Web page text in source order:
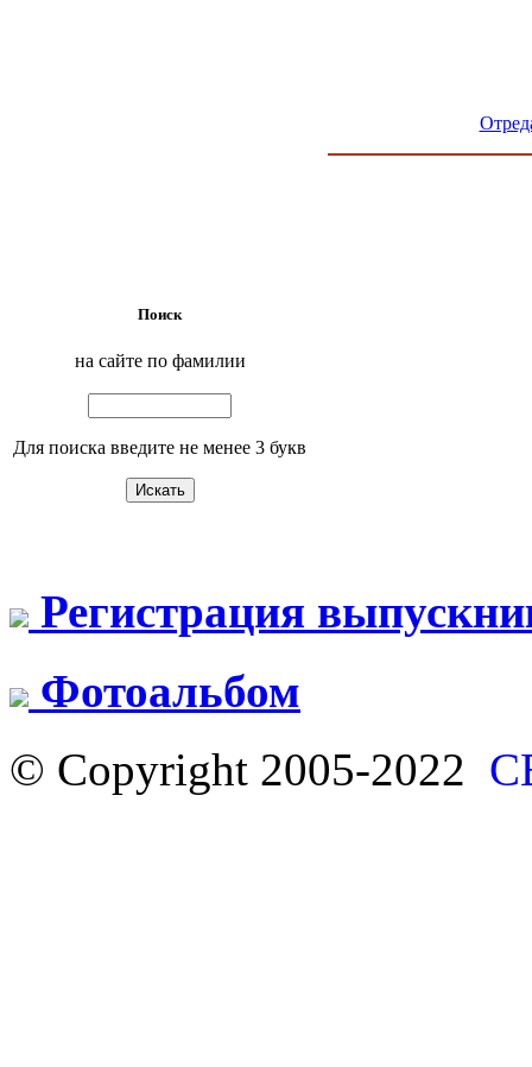
Поиск
на сайте по фамилии
Для поиска введите не менее 3 букв
Регистрация
Фотоальбом
© Copyright 2005-2022